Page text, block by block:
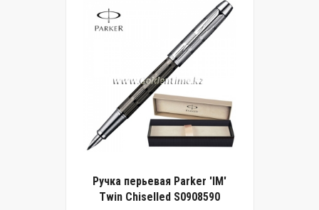
Ручка перьевая Parker 'IM'
Twin Chiselled S0908590